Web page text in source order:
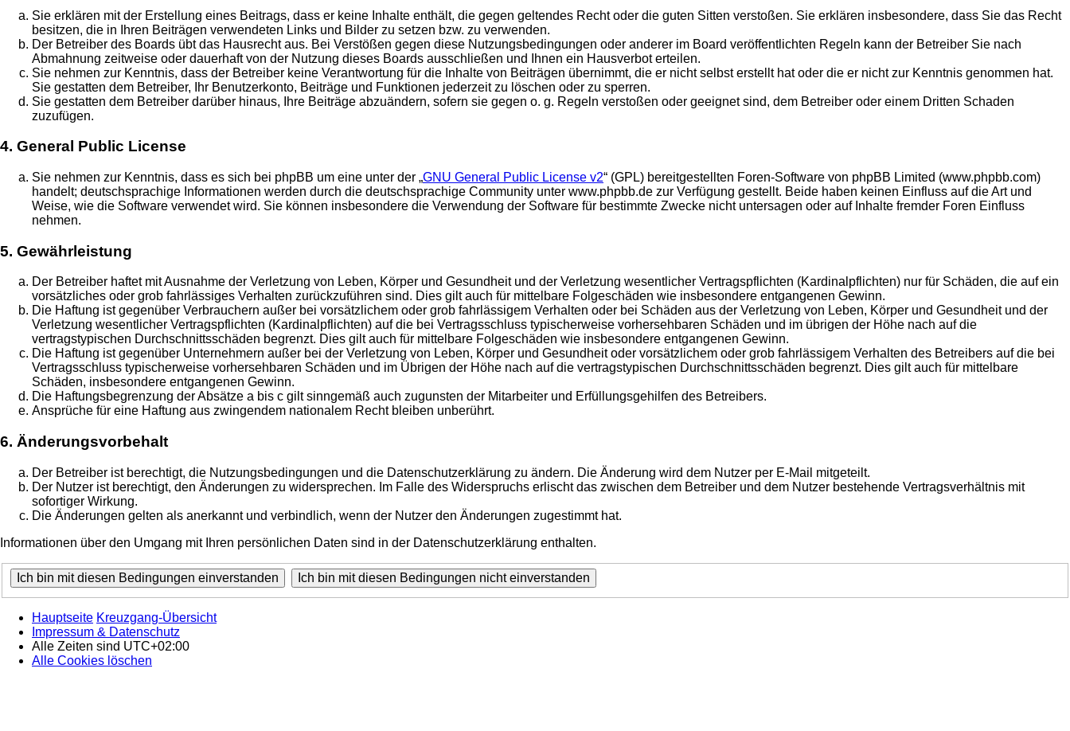
Sie erklären mit der Erstellung eines Beitrags, dass er keine Inhalte enthält, die gegen geltendes Recht oder die guten Sitten verstoßen. Sie erklären insbesondere, dass Sie das Recht
besitzen, die in Ihren Beiträgen verwendeten Links und Bilder zu setzen bzw. zu verwenden.
Der Betreiber des Boards übt das Hausrecht aus. Bei Verstößen gegen diese Nutzungsbedingungen oder anderer im Board veröffentlichten Regeln kann der Betreiber Sie nach
Abmahnung zeitweise oder dauerhaft von der Nutzung dieses Boards ausschließen und Ihnen ein Hausverbot erteilen.
Sie nehmen zur Kenntnis, dass der Betreiber keine Verantwortung für die Inhalte von Beiträgen übernimmt, die er nicht selbst erstellt hat oder die er nicht zur Kenntnis genommen hat.
Sie gestatten dem Betreiber, Ihr Benutzerkonto, Beiträge und Funktionen jederzeit zu löschen oder zu sperren.
Sie gestatten dem Betreiber darüber hinaus, Ihre Beiträge abzuändern, sofern sie gegen o. g. Regeln verstoßen oder geeignet sind, dem Betreiber oder einem Dritten Schaden
zuzufügen.
4. General Public License
Sie nehmen zur Kenntnis, dass es sich bei phpBB um eine unter der „GNU General Public License v2“ (GPL) bereitgestellten Foren-Software von phpBB Limited (www.phpbb.com)
handelt; deutschsprachige Informationen werden durch die deutschsprachige Community unter www.phpbb.de zur Verfügung gestellt. Beide haben keinen Einfluss auf die Art und
Weise, wie die Software verwendet wird. Sie können insbesondere die Verwendung der Software für bestimmte Zwecke nicht untersagen oder auf Inhalte fremder Foren Einfluss
nehmen.
5. Gewährleistung
Der Betreiber haftet mit Ausnahme der Verletzung von Leben, Körper und Gesundheit und der Verletzung wesentlicher Vertragspflichten (Kardinalpflichten) nur für Schäden, die auf ein
vorsätzliches oder grob fahrlässiges Verhalten zurückzuführen sind. Dies gilt auch für mittelbare Folgeschäden wie insbesondere entgangenen Gewinn.
Die Haftung ist gegenüber Verbrauchern außer bei vorsätzlichem oder grob fahrlässigem Verhalten oder bei Schäden aus der Verletzung von Leben, Körper und Gesundheit und der
Verletzung wesentlicher Vertragspflichten (Kardinalpflichten) auf die bei Vertragsschluss typischerweise vorhersehbaren Schäden und im übrigen der Höhe nach auf die
vertragstypischen Durchschnittsschäden begrenzt. Dies gilt auch für mittelbare Folgeschäden wie insbesondere entgangenen Gewinn.
Die Haftung ist gegenüber Unternehmern außer bei der Verletzung von Leben, Körper und Gesundheit oder vorsätzlichem oder grob fahrlässigem Verhalten des Betreibers auf die bei
Vertragsschluss typischerweise vorhersehbaren Schäden und im Übrigen der Höhe nach auf die vertragstypischen Durchschnittsschäden begrenzt. Dies gilt auch für mittelbare
Schäden, insbesondere entgangenen Gewinn.
Die Haftungsbegrenzung der Absätze a bis c gilt sinngemäß auch zugunsten der Mitarbeiter und Erfüllungsgehilfen des Betreibers.
Ansprüche für eine Haftung aus zwingendem nationalem Recht bleiben unberührt.
6. Änderungsvorbehalt
Der Betreiber ist berechtigt, die Nutzungsbedingungen und die Datenschutzerklärung zu ändern. Die Änderung wird dem Nutzer per E-Mail mitgeteilt.
Der Nutzer ist berechtigt, den Änderungen zu widersprechen. Im Falle des Widerspruchs erlischt das zwischen dem Betreiber und dem Nutzer bestehende Vertragsverhältnis mit
sofortiger Wirkung.
Die Änderungen gelten als anerkannt und verbindlich, wenn der Nutzer den Änderungen zugestimmt hat.
Informationen über den Umgang mit Ihren persönlichen Daten sind in der Datenschutzerklärung enthalten.
Hauptseite Kreuzgang-Übersicht
Impressum & Datenschutz
Alle Zeiten sind UTC+02:00
Alle Cookies löschen